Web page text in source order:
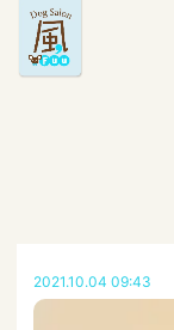
2021.10.04 09:43